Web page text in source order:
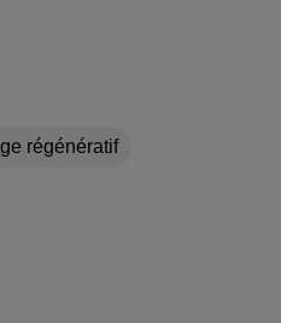
régénératif